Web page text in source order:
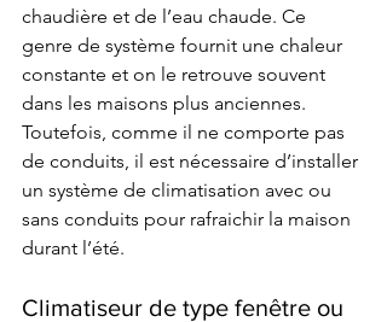
chaudière et de l’eau chaude. Ce
genre de système fournit une chaleur
constante et on le retrouve souvent
dans les maisons plus anciennes.
Toutefois, comme il ne comporte pas
de conduits, il est nécessaire d’installer
un système de climatisation avec ou
sans conduits pour rafraichir la maison
durant l’été.
Climatiseur de type fenêtre ou